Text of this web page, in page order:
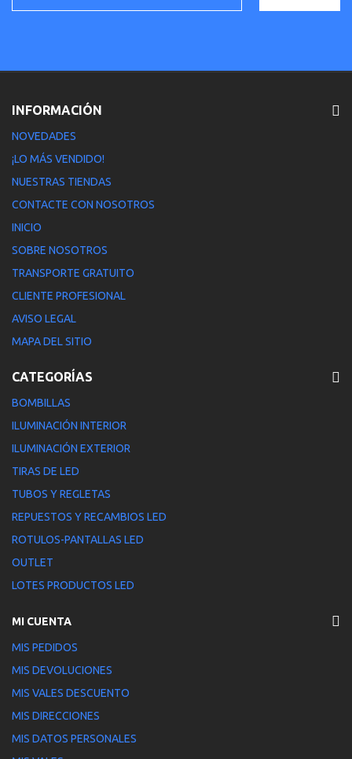
INFORMACIÓN
NOVEDADES
¡LO MÁS VENDIDO!
NUESTRAS TIENDAS
CONTACTE CON NOSOTROS
INICIO
SOBRE NOSOTROS
TRANSPORTE GRATUITO
CLIENTE PROFESIONAL
AVISO LEGAL
MAPA DEL SITIO
CATEGORÍAS
BOMBILLAS
ILUMINACIÓN INTERIOR
ILUMINACIÓN EXTERIOR
TIRAS DE LED
TUBOS Y REGLETAS
REPUESTOS Y RECAMBIOS LED
ROTULOS-PANTALLAS LED
OUTLET
LOTES PRODUCTOS LED
MI CUENTA
MIS PEDIDOS
MIS DEVOLUCIONES
MIS VALES DESCUENTO
MIS DIRECCIONES
MIS DATOS PERSONALES